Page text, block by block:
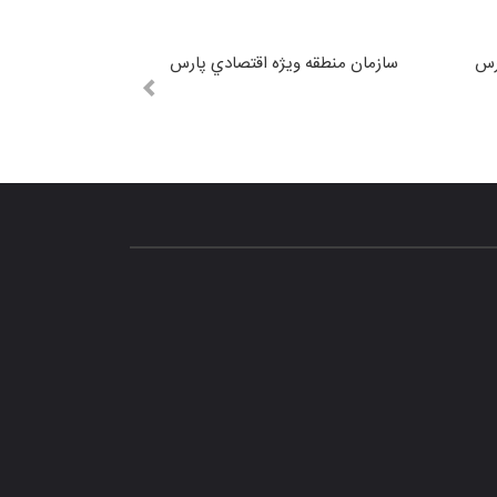
سازمان منطقه ويژه اقتصادي پارس